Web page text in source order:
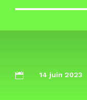
 14 juin 2023